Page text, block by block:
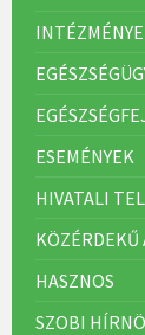
ESEMÉNYEK
HIVATALI
KÖZÉRDEKŰ
HASZNOS
SZOBI